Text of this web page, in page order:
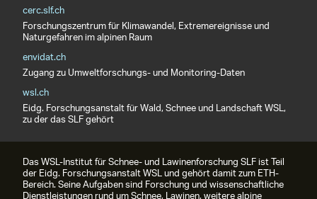
cerc.slf.ch
Forschungszentrum für Klimawandel, Extremereignisse und
Naturgefahren im alpinen Raum
envidat.ch
Zugang zu Umweltforschungs- und Monitoring-Daten
wsl.ch
Eidg. Forschungsanstalt für Wald, Schnee und Landschaft WSL,
zu der das SLF gehört
Das WSL-Institut für Schnee- und Lawinenforschung SLF ist Teil
der Eidg. Forschungsanstalt WSL und gehört damit zum ETH-
Bereich. Seine Aufgaben sind Forschung und wissenschaftliche